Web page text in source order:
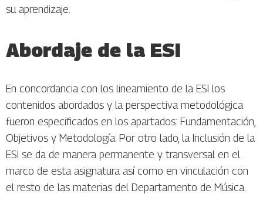
su aprendizaje.
Abordaje de la ESI
En concordancia con los lineamiento de la ESI los
contenidos abordados y la perspectiva metodológica
fueron especificados en los apartados: Fundamentación,
Objetivos y Metodología. Por otro lado, la Inclusión de la
ESI se da de manera permanente y transversal en el
marco de esta asignatura así como en vinculación con
el resto de las materias del Departamento de Música.